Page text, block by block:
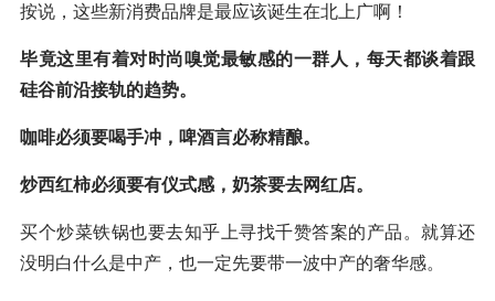
按说，这些新消费品牌是最应该诞生在北上广啊！
毕竟这里有着对时尚嗅觉最敏感的一群人，每天都谈着跟
硅谷前沿接轨的趋势。
咖啡必须要喝手冲，啤酒言必称精酿。
炒西红柿必须要有仪式感，奶茶要去网红店。
买个炒菜铁锅也要去知乎上寻找千赞答案的产品。就算还
没明白什么是中产，也一定先要带一波中产的奢华感。